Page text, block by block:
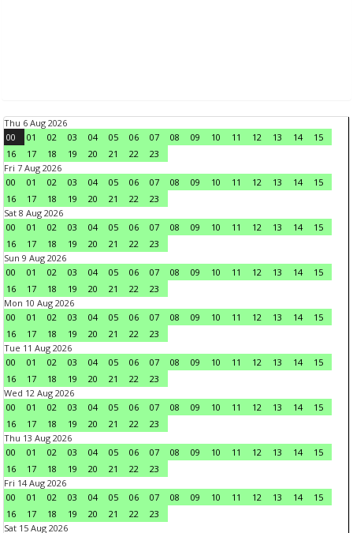
Thu 6 Aug 2026
00
01 02 03 04 05 06 07 08 09 10 11 12 13 14
15
16
17 18 19 20 21 22
23
Fri 7 Aug 2026
00
01 02 03 04 05 06 07 08 09 10 11 12 13 14
15
16
17 18 19 20 21 22
23
Sat 8 Aug 2026
00
01 02 03 04 05 06 07 08 09 10 11 12 13 14
15
16
17 18 19 20 21 22
23
Sun 9 Aug 2026
00
01 02 03 04 05 06 07 08 09 10 11 12 13 14
15
16
17 18 19 20 21 22
23
Mon 10 Aug 2026
00
01 02 03 04 05 06 07 08 09 10 11 12 13 14
15
16
17 18 19 20 21 22
23
Tue 11 Aug 2026
00
01 02 03 04 05 06 07 08 09 10 11 12 13 14
15
16
17 18 19 20 21 22
23
Wed 12 Aug 2026
00
01 02 03 04 05 06 07 08 09 10 11 12 13 14
15
16
17 18 19 20 21 22
23
Thu 13 Aug 2026
00
01 02 03 04 05 06 07 08 09 10 11 12 13 14
15
16
17 18 19 20 21 22
23
Fri 14 Aug 2026
00
01 02 03 04 05 06 07 08 09 10 11 12 13 14
15
16
17 18 19 20 21 22
23
Sat 15 Aug 2026